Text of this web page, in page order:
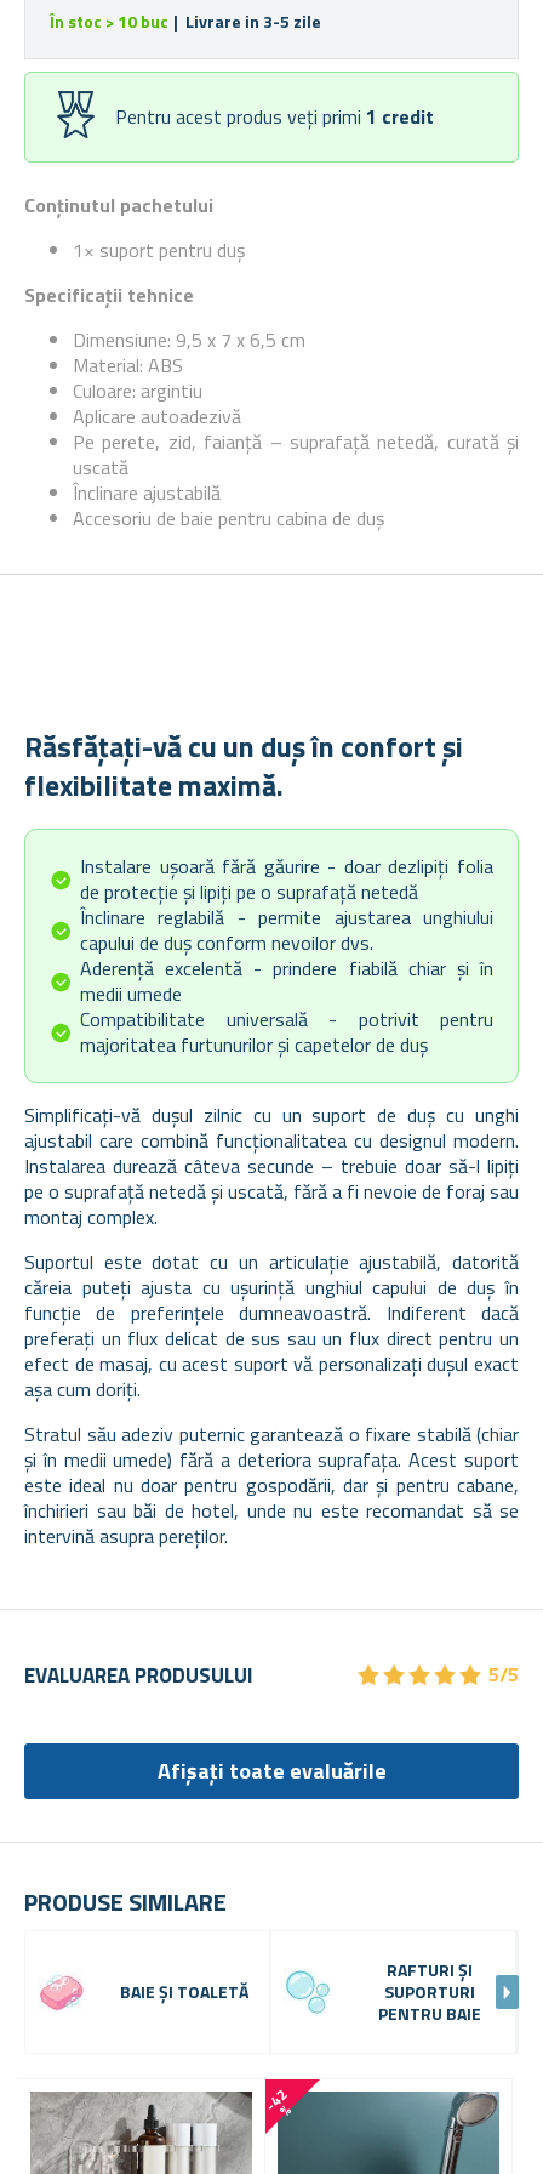
Conținutul pachetului
1× suport pentru duș
Specificații tehnice
Dimensiune: 9,5 x 7 x 6,5 cm
Material: ABS
Culoare: argintiu
Aplicare autoadezivă
Pe perete, zid, faianță – suprafață netedă, curată și
uscată
Înclinare ajustabilă
Accesoriu de baie pentru cabina de duș
În stoc > 10 buc | Livrare in 3-5 zile
Pentru acest produs veți primi 1 credit
Răsfățați-vă cu un duș în confort și
flexibilitate maximă.
Instalare ușoară fără găurire - doar dezlipiți folia
de protecție și lipiți pe o suprafață netedă
Înclinare reglabilă - permite ajustarea unghiului
capului de duș conform nevoilor dvs.
Aderență excelentă - prindere fiabilă chiar și în
medii umede
Compatibilitate universală - potrivit pentru
majoritatea furtunurilor și capetelor de duș
Simplificați-vă dușul zilnic cu un suport de duș cu unghi
ajustabil care combină funcționalitatea cu designul modern.
Instalarea durează câteva secunde – trebuie doar să-l lipiți
pe o suprafață netedă și uscată, fără a fi nevoie de foraj sau
montaj complex.
Suportul este dotat cu un articulație ajustabilă, datorită
căreia puteți ajusta cu ușurință unghiul capului de duș în
funcție de preferințele dumneavoastră. Indiferent dacă
preferați un flux delicat de sus sau un flux direct pentru un
efect de masaj, cu acest suport vă personalizați dușul exact
așa cum doriți.
Stratul său adeziv puternic garantează o fixare stabilă (chiar
și în medii umede) fără a deteriora suprafața. Acest suport
este ideal nu doar pentru gospodării, dar și pentru cabane,
închirieri sau băi de hotel, unde nu este recomandat să se
intervină asupra pereților.
PRODUSE SIMILARE
BAIE ȘI TOALETĂ
RAFTURI ȘI
SUPORTURI
PENTRU BAIE
-
4
2
%
EVALUAREA PRODUSULUI ★★★★★
★★★★★ 5/5
Afișați toate evaluările